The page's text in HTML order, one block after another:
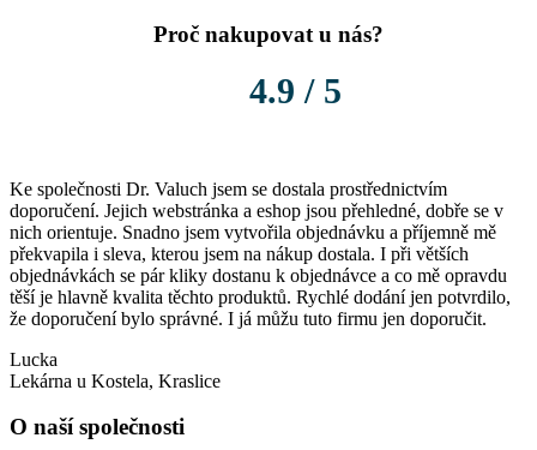
Proč nakupovat u nás?
4.9 / 5
Ke společnosti Dr. Valuch jsem se dostala prostřednictvím
doporučení. Jejich webstránka a eshop jsou přehledné, dobře se v
nich orientuje. Snadno jsem vytvořila objednávku a příjemně mě
překvapila i sleva, kterou jsem na nákup dostala. I při větších
objednávkách se pár kliky dostanu k objednávce a co mě opravdu
těší je hlavně kvalita těchto produktů. Rychlé dodání jen potvrdilo,
že doporučení bylo správné. I já můžu tuto firmu jen doporučit.
Lucka
Lekárna u Kostela, Kraslice
O naší společnosti